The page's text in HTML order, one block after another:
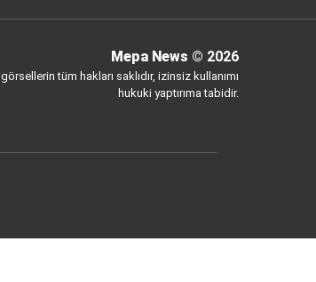
Mepa News © 2026
tüm hakları saklıdır, izinsiz kullanımı
hukuki yaptırıma tabidir.